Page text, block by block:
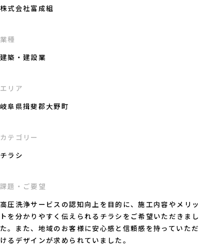
株式会社富成組
業種
建築・建設業
エリア
岐阜県揖斐郡大野町
カテゴリー
チラシ
課題・ご要望
高圧洗浄サービスの認知向上を目的に、施工内容やメリッ
トを分かりやすく伝えられるチラシをご希望いただきまし
た。また、地域のお客様に安心感と信頼感を持っていただ
けるデザインが求められていました。